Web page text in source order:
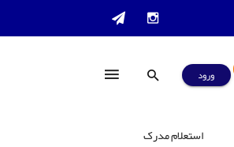
ورود
استعلام مدرک